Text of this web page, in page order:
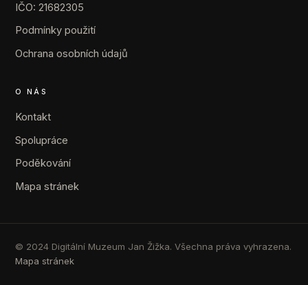
IČO: 21682305
Podmínky použití
Ochrana osobních údajů
O NÁS
Kontakt
Spolupráce
Poděkování
Mapa stránek
© 2024 Digitální Muzeum Jan Žižka. Všechna práva vyhrazena.
Mapa stránek